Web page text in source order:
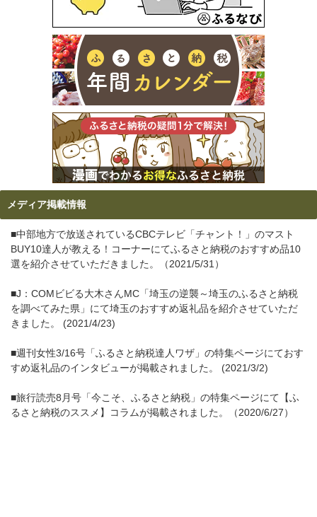
メディア掲載情報
■中部地方で放送されているCBCテレビ「チャント！」のマスト
BUY10達人が教える！コーナーにてふるさと納税のおすすめ品10
選を紹介させていただきました。（2021/5/31）
■J：COMビビる大木さんMC「埼玉の逆襲～埼玉のふるさと納税
を調べてみた県」にて埼玉のおすすめ返礼品を紹介させていただ
きました。 (2021/4/23)
■週刊女性3/16号「ふるさと納税達人ワザ」の特集ページにておす
すめ返礼品のインタビューが掲載されました。 (2021/3/2)
■旅行読売8月号「今こそ、ふるさと納税」の特集ページにて【ふ
るさと納税のススメ】コラムが掲載されました。（2020/6/27）